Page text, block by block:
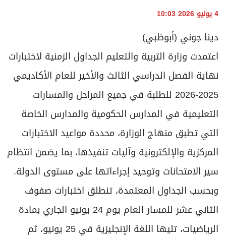
كاريكتير
مواقيت الصلاة
الأحوال الجوية
4 يونيو 2026 10:03
دينا جوني (أبوظبي)
اعتمدت وزارة التربية والتعليم الجداول الزمنية لاختبارات
نهاية الفصل الدراسي الثالث والأخير للعام الأكاديمي
2025-2026 للطلبة في جميع المراحل والمسارات
التعليمية في المدارس الحكومية والمدارس الخاصة
التي تطبق منهاج الوزارة، محددة مواعيد الاختبارات
المركزية والإلكترونية وآليات تنفيذها، بما يضمن انتظام
سير الامتحانات وتوحيد إجراءاتها على مستوى الدولة.
وبحسب الجداول المعتمدة، تنطلق اختبارات صفوف
الثاني عشر للمسار العام يوم 24 يونيو الجاري بمادة
الرياضيات، تليها اللغة الإنجليزية في 25 يونيو، ثم